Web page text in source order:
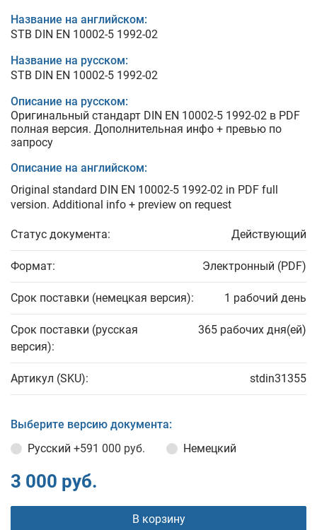
Название на английском:
STB DIN EN 10002-5 1992-02
Название на русском:
STB DIN EN 10002-5 1992-02
Описание на русском:
Оригинальный стандарт DIN EN 10002-5 1992-02 в PDF
полная версия. Дополнительная инфо + превью по
запросу
Описание на английском:
Original standard DIN EN 10002-5 1992-02 in PDF full
version. Additional info + preview on request
Статус документа: Действующий
Формат: Электронный (PDF)
Срок поставки (немецкая версия): 1 рабочий день
Срок поставки (русская
версия):
365 рабочих дня(ей)
Артикул (SKU): stdin31355
Выберите версию документа:
Русский +591 000 руб. Немецкий
3 000 руб.
В корзину